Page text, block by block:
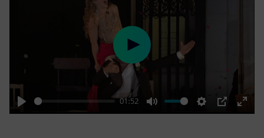
Play
01:52
Mute Settings
PIP
Enter
Play